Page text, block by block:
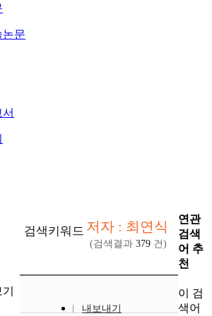
논문
검색키워드 저자 : 최연식
(검색결과 379 건)
내보내기
연관
검색
어 추
천
이 검
색어